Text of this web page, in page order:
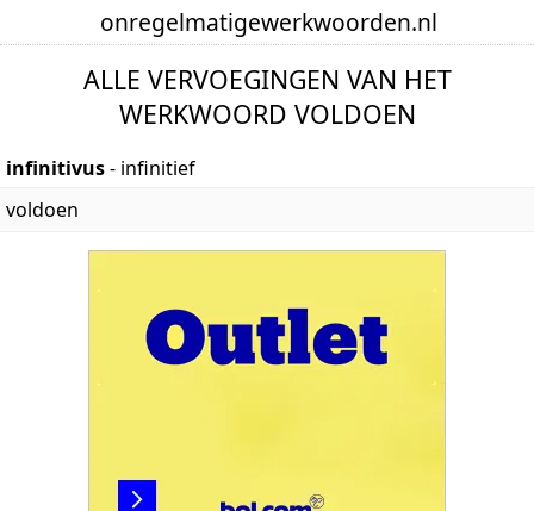
onregelmatigewerkwoorden.nl
ALLE VERVOEGINGEN VAN HET
WERKWOORD VOLDOEN
infinitivus- infinitief
voldoen